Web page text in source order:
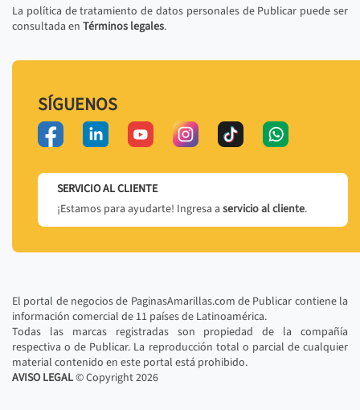
La política de tratamiento de datos personales de Publicar puede ser
consultada en Términos legales.
SÍGUENOS
SERVICIO AL CLIENTE
¡Estamos para ayudarte! Ingresa a servicio al cliente.
El portal de negocios de PaginasAmarillas.com de Publicar contiene la
información comercial de 11 países de Latinoamérica.
Todas las marcas registradas son propiedad de la compañía
respectiva o de Publicar. La reproducción total o parcial de cualquier
material contenido en este portal está prohibido.
AVISO LEGAL© Copyright2026